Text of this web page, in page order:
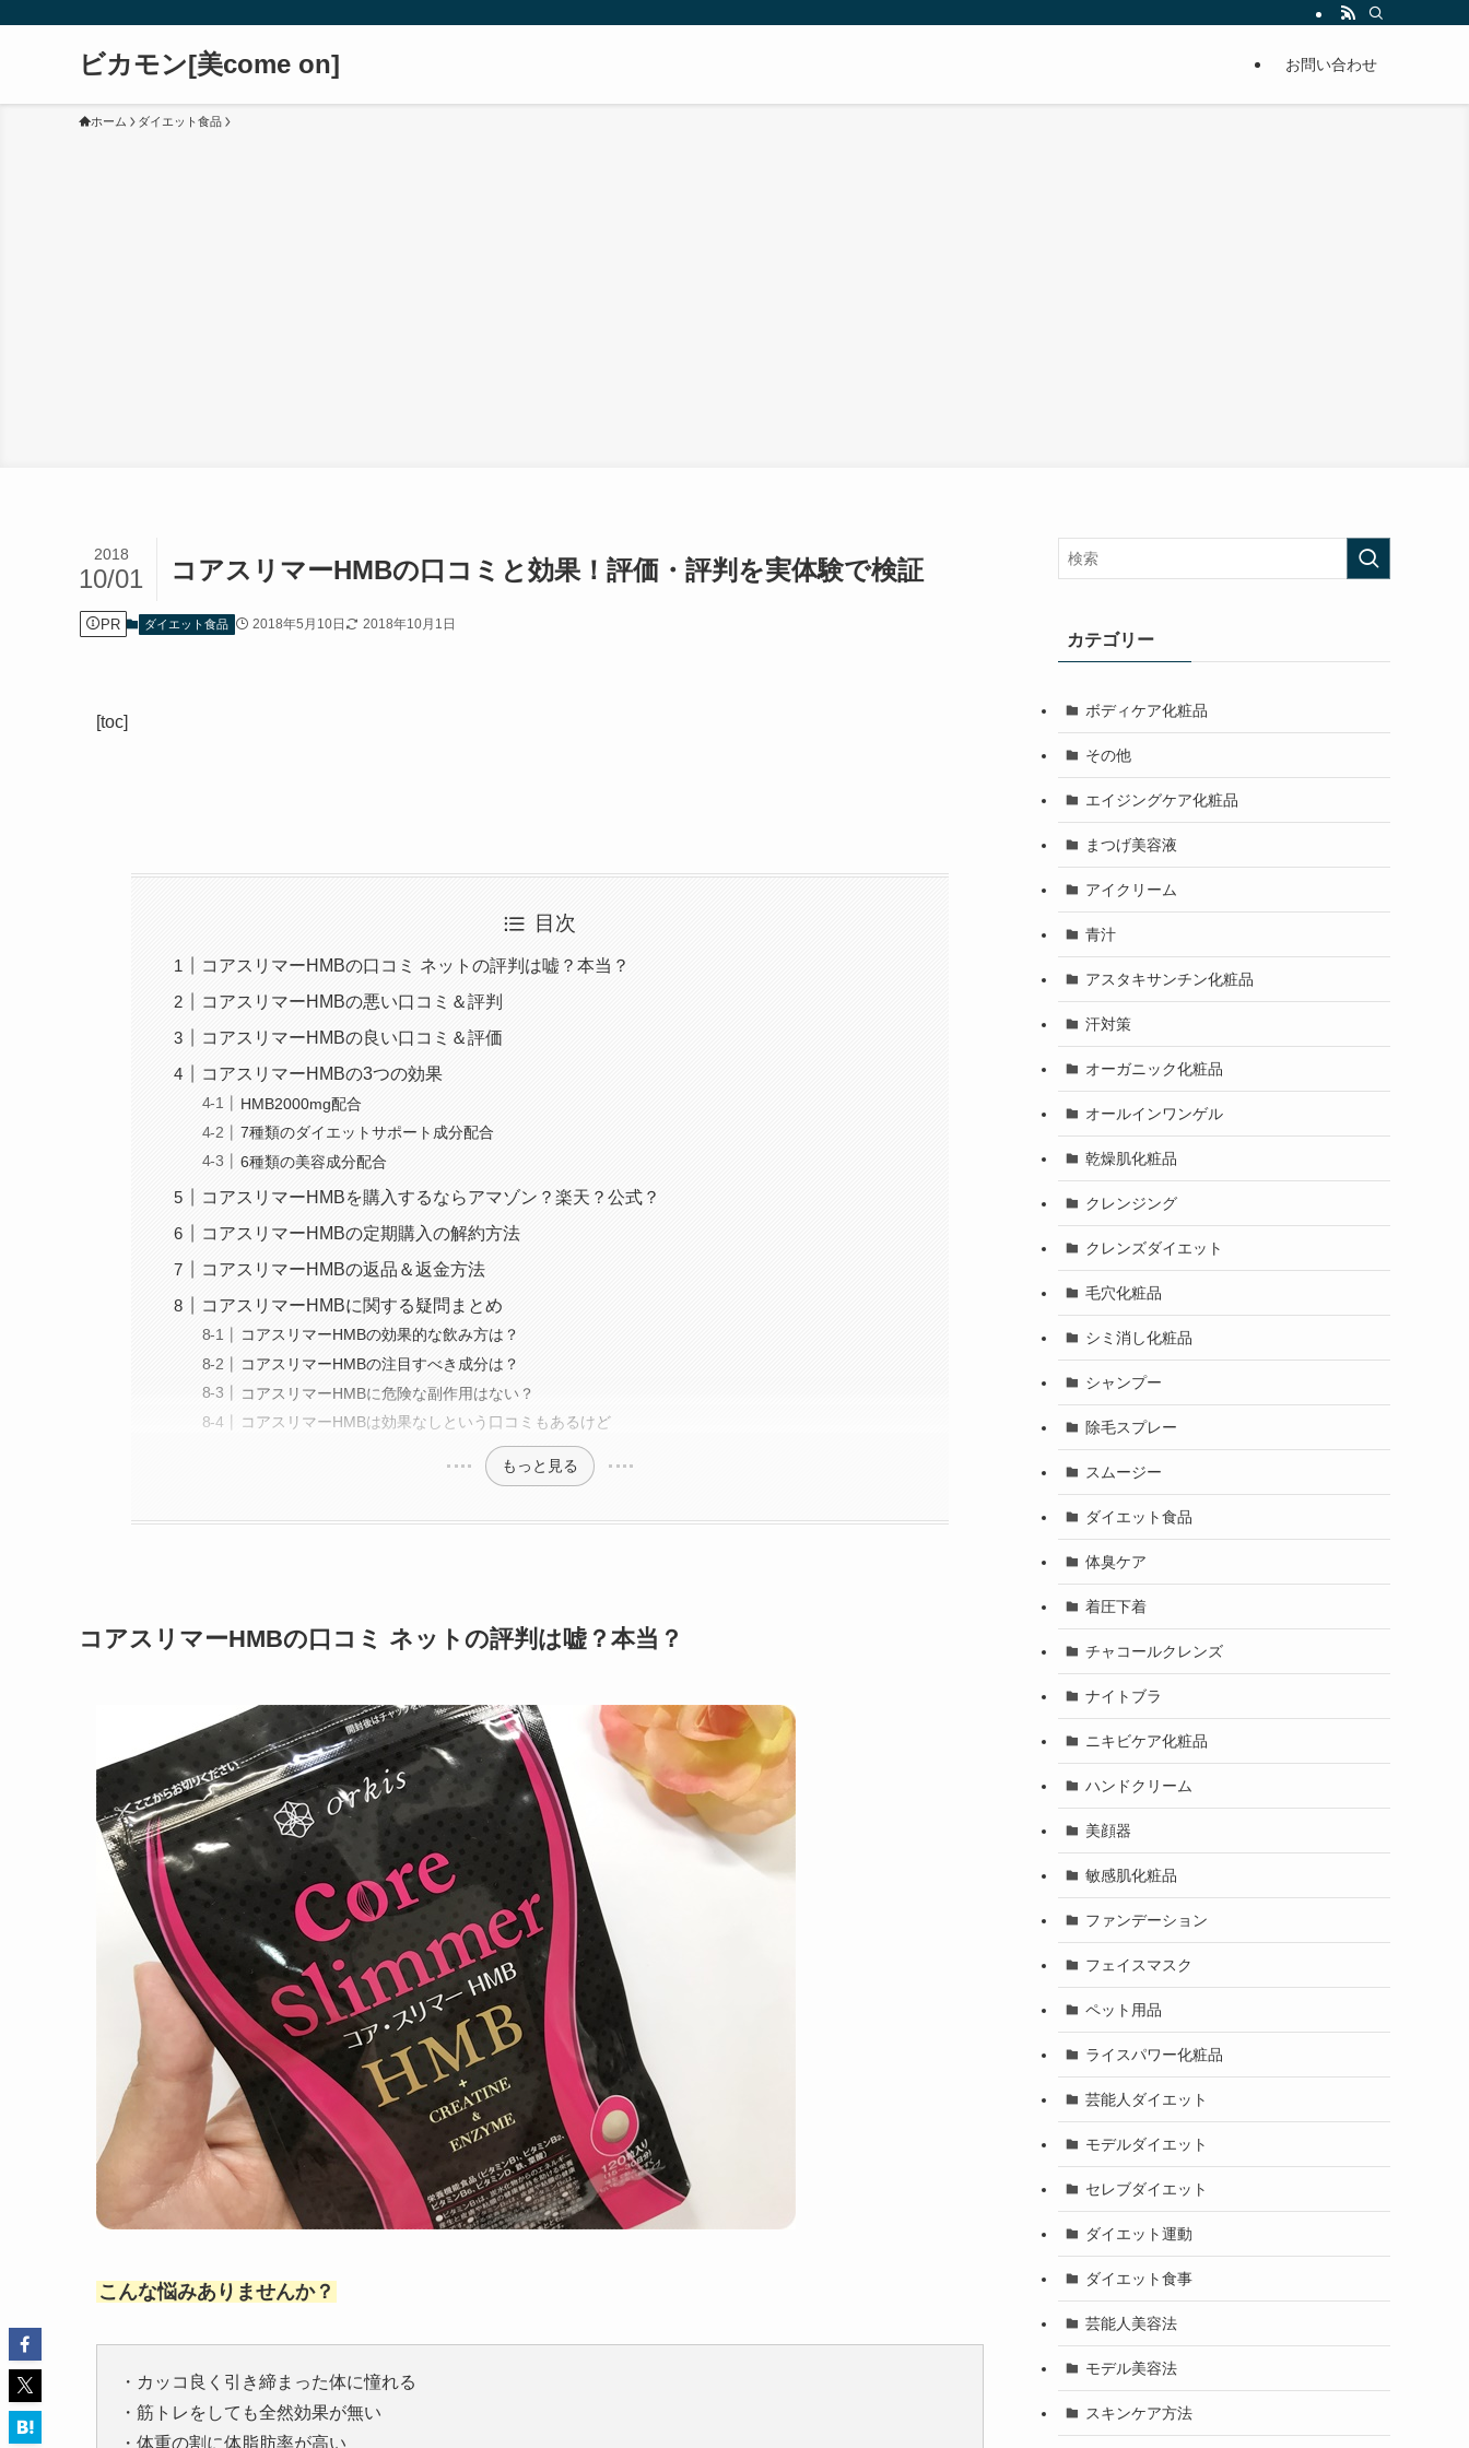
ビカモン[美come on] お問い合わせ
ホーム ダイエット食品
コアスリマーHMBの口コミと効果！評価・評判を実体験で検証
2018
10/01
PR ダイエット食品 2018年5月10日 2018年10月1日
[toc]
目次
コアスリマーHMBの口コミ ネットの評判は嘘？本当？
コアスリマーHMBの悪い口コミ＆評判
コアスリマーHMBの良い口コミ＆評価
コアスリマーHMBの3つの効果
HMB2000mg配合
7種類のダイエットサポート成分配合
6種類の美容成分配合
コアスリマーHMBを購入するならアマゾン？楽天？公式？
コアスリマーHMBの定期購入の解約方法
コアスリマーHMBの返品＆返金方法
コアスリマーHMBに関する疑問まとめ
コアスリマーHMBの効果的な飲み方は？
コアスリマーHMBの注目すべき成分は？
コアスリマーHMBに危険な副作用はない？
コアスリマーHMBは効果なしという口コミもあるけど
もっと見る
コアスリマーHMBの口コミ ネットの評判は嘘？本当？
こんな悩みありませんか？
・カッコ良く引き締まった体に憧れる
・筋トレをしても全然効果が無い
・体重の割に体脂肪率が高い
カテゴリー
ボディケア化粧品
その他
エイジングケア化粧品
まつげ美容液
アイクリーム
青汁
アスタキサンチン化粧品
汗対策
オーガニック化粧品
オールインワンゲル
乾燥肌化粧品
クレンジング
クレンズダイエット
毛穴化粧品
シミ消し化粧品
シャンプー
除毛スプレー
スムージー
ダイエット食品
体臭ケア
着圧下着
チャコールクレンズ
ナイトブラ
ニキビケア化粧品
ハンドクリーム
美顔器
敏感肌化粧品
ファンデーション
フェイスマスク
ペット用品
ライスパワー化粧品
芸能人ダイエット
モデルダイエット
セレブダイエット
ダイエット運動
ダイエット食事
芸能人美容法
モデル美容法
スキンケア方法